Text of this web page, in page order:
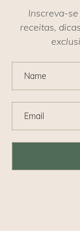
Inscreva-
receitas,